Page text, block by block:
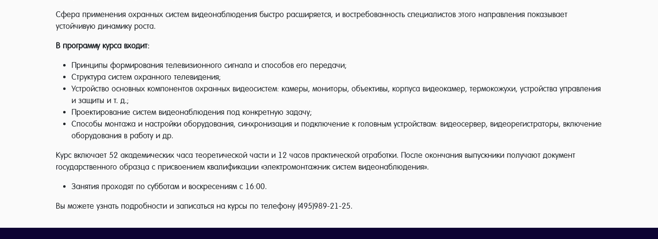
Сфера применения охранных систем видеонаблюдения быстро расширяется, и востребованность специалистов этого направления показывает
устойчивую динамику роста.
В программу курса входит:
Принципы формирования телевизионного сигнала и способов его передачи;
Структура систем охранного телевидения;
Устройство основных компонентов охранных видеосистем: камеры, мониторы, объективы, корпуса видеокамер, термокожухи, устройства управления
и защиты и т. д.;
Проектирование систем видеонаблюдения под конкретную задачу;
Способы монтажа и настройки оборудования, синхронизация и подключение к головным устройствам: видеосервер, видеорегистраторы, включение
оборудования в работу и др.
Курс включает 52 академических часа теоретической части и 12 часов практической отработки. После окончания выпускники получают документ
государственного образца с присвоением квалификации «электромонтажник систем видеонаблюдения».
Занятия проходят по субботам и воскресениям с 16:00.
Вы можете узнать подробности и записаться на курсы по телефону (495)989-21-25.